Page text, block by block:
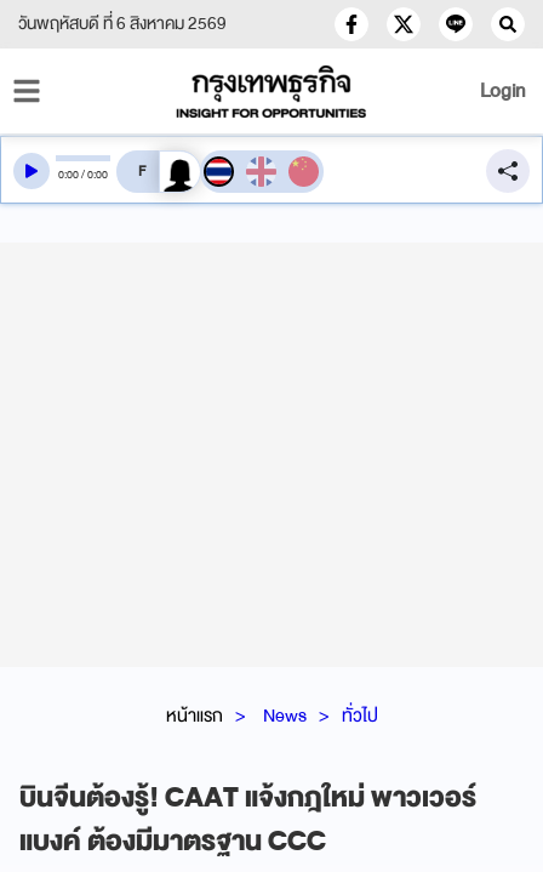
วันพฤหัสบดี ที่ 6 สิงหาคม 2569
Login
หน้าแรก News ทั่วไป
บินจีนต้องรู้! CAAT แจ้งกฎใหม่ พาวเวอร์
แบงค์ ต้องมีมาตรฐาน CCC
0:00/0:00 สลับเสียงอ่าน